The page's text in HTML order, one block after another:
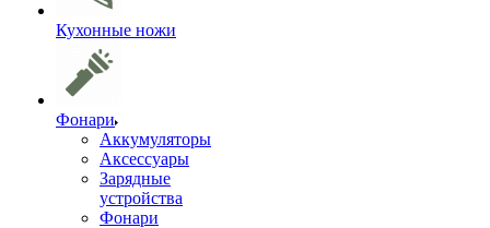
Кухонные ножи
Фонари
Аккумуляторы
Аксессуары
Зарядные
устройства
Фонари